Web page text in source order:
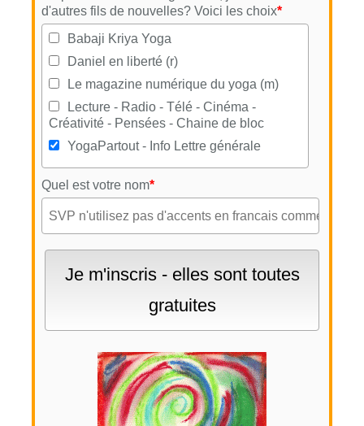
d'autres fils de nouvelles? Voici les choix*
Babaji Kriya Yoga
Daniel en liberté (r)
Le magazine numérique du yoga (m)
Lecture - Radio - Télé - Cinéma -
Créativité - Pensées - Chaine de bloc
YogaPartout - Info Lettre générale
Quel est votre nom*